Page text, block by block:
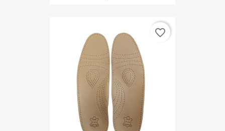
favorite_border